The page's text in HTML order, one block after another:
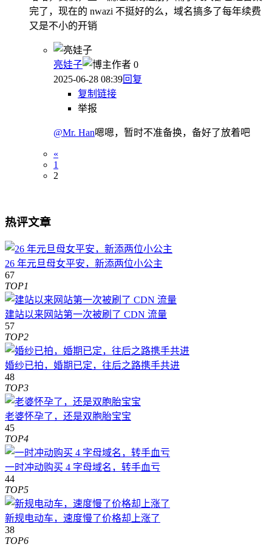
完了，现在的 nwazi 不挺好的么，域名搞多了每年续费
又是不小的开销
亮娃子 作者 0
2025-06-28 08:39回复
复制链接
举报
@Mr. Han嗯嗯，暂时不准备换，备好了放着吧
«
1
2
热评文章
26 年元旦母女平安，新添两位小公主
67
TOP1
建站以来网站第一次被刷了 CDN 流量
57
TOP2
婚纱已拍，婚期已定，往后之路携手共进
48
TOP3
老婆怀孕了，还是双胞胎宝宝
45
TOP4
一时冲动购买 4 字母域名，转手血亏
44
TOP5
新规电动车，速度慢了价格却上涨了
38
TOP6